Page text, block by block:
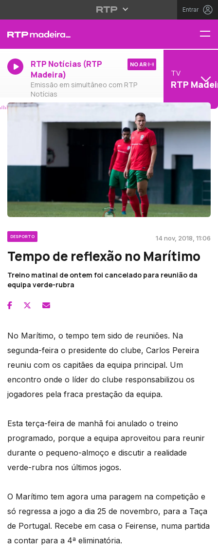
Entrar
RTP Notícias (RTP
Madeira)
Emissão em simultâneo com RTP
Notícias
NO AR
TV
RTP
DESPORTO 14 nov, 2018, 11:06
Tempo de reflexão no Marítimo
Treino matinal de ontem foi cancelado para reunião da
equipa verde-rubra
No Marítimo, o tempo tem sido de reuniões. Na
segunda-feira o presidente do clube, Carlos Pereira
reuniu com os capitães da equipa principal. Um
encontro onde o líder do clube responsabilizou os
jogadores pela fraca prestação da equipa.
Esta terça-feira de manhã foi anulado o treino
programado, porque a equipa aproveitou para reunir
durante o pequeno-almoço e discutir a realidade
verde-rubra nos últimos jogos.
O Marítimo tem agora uma paragem na competição e
só regressa a jogo a dia 25 de novembro, para a Taça
de Portugal. Recebe em casa o Feirense, numa partida
a contar para a 4ª eliminatória.